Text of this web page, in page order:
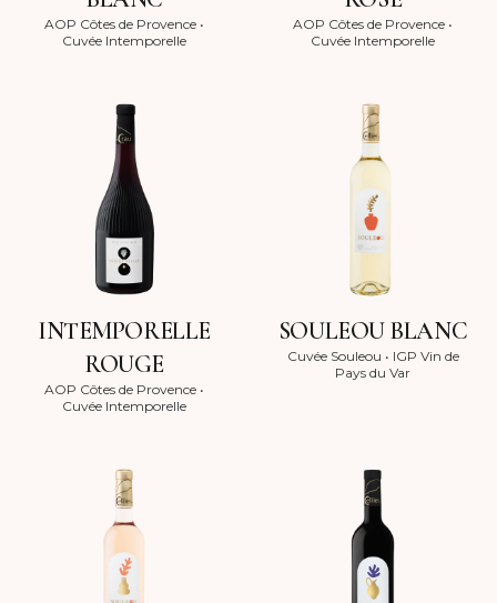
AOP Côtes de Provence •
Cuvée Intemporelle
AOP Côtes de Provence •
Cuvée Intemporelle
INTEMPORELLE
ROUGE
AOP Côtes de Provence •
Cuvée Intemporelle
SOULEOU BLANC
Cuvée Souleou • IGP Vin de
Pays du Var